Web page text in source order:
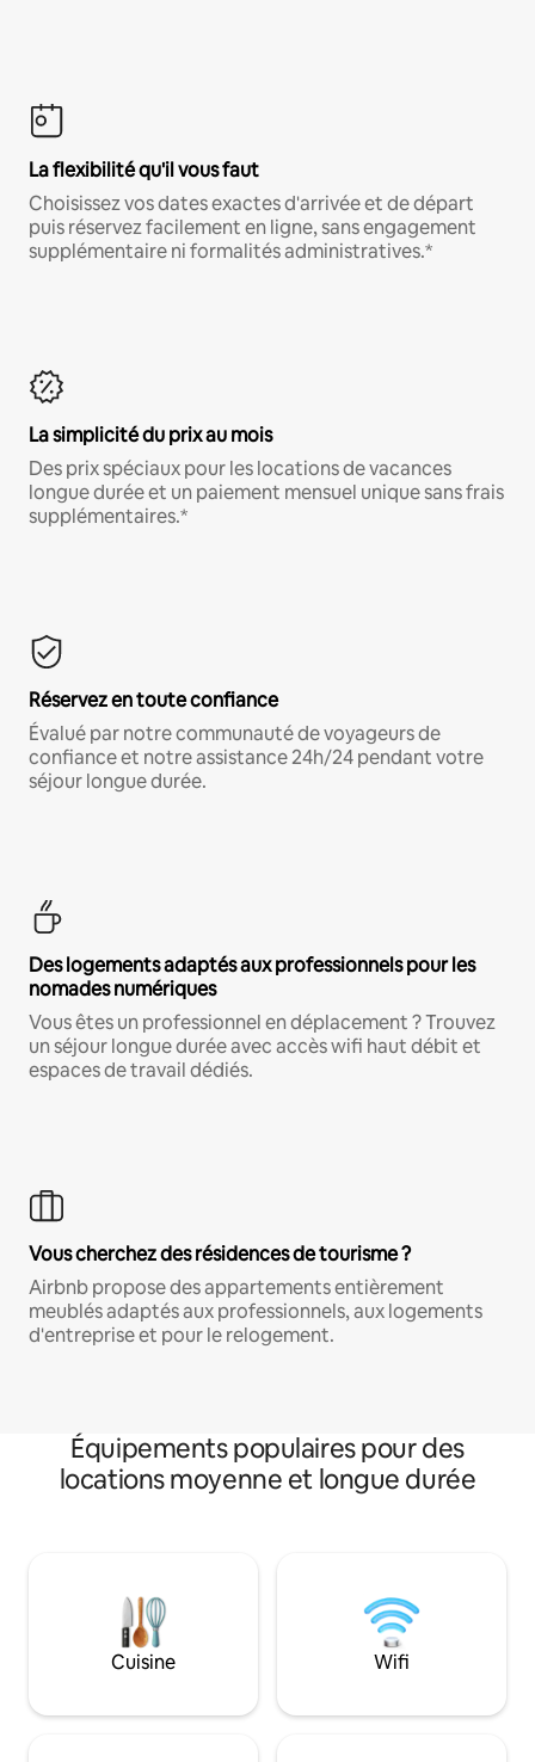
La flexibilité qu'il vous faut
Choisissez vos dates exactes d'arrivée et de départ
puis réservez facilement en ligne, sans engagement
supplémentaire ni formalités administratives.*
La simplicité du prix au mois
Des prix spéciaux pour les locations de vacances
longue durée et un paiement mensuel unique sans frais
supplémentaires.*
Réservez en toute confiance
Évalué par notre communauté de voyageurs de
confiance et notre assistance 24h/24 pendant votre
séjour longue durée.
Des logements adaptés aux professionnels pour les
nomades numériques
Vous êtes un professionnel en déplacement ? Trouvez
un séjour longue durée avec accès wifi haut débit et
espaces de travail dédiés.
Vous cherchez des résidences de tourisme ?
Airbnb propose des appartements entièrement
meublés adaptés aux professionnels, aux logements
d'entreprise et pour le relogement.
Équipements populaires pour des
locations moyenne et longue durée
Cuisine Wifi